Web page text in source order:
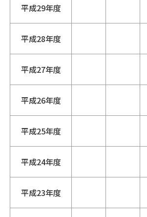
平成29年度
平成28年度
平成27年度
平成26年度
平成25年度
平成24年度
平成23年度